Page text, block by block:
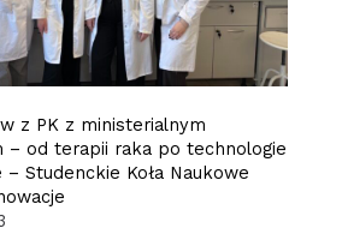
z PK z ministerialnym
– od terapii raka po technologie
Studenckie Koła Naukowe